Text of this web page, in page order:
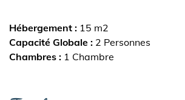
Hébergement
15 m2
Capacité Globale
2 Personnes
Chambres
1 Chambre